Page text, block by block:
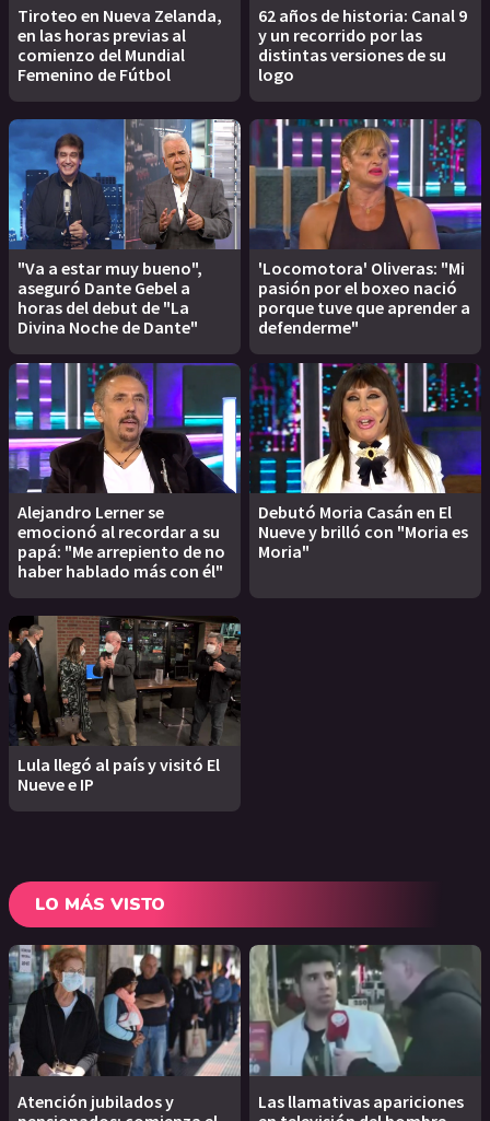
Tiroteo en Nueva Zelanda,
en las horas previas al
comienzo del Mundial
Femenino de Fútbol
62 años de historia: Canal 9
y un recorrido por las
distintas versiones de su
logo
"Va a estar muy bueno",
aseguró Dante Gebel a
horas del debut de "La
Divina Noche de Dante"
'Locomotora' Oliveras: "Mi
pasión por el boxeo nació
porque tuve que aprender a
defenderme"
Alejandro Lerner se
emocionó al recordar a su
papá: "Me arrepiento de no
haber hablado más con él"
Debutó Moria Casán en El
Nueve y brilló con "Moria es
Moria"
Lula llegó al país y visitó El
Nueve e IP
LO MÁS VISTO
Atención jubilados y
Las llamativas apariciones